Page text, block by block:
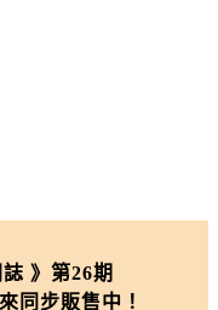
》第26期
同步販售中！